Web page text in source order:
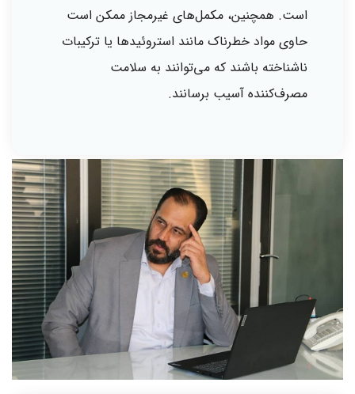
است. همچنین، مکمل‌های غیرمجاز ممکن است
حاوی مواد خطرناک مانند استروئیدها یا ترکیبات
ناشناخته باشند که می‌توانند به سلامت
مصرف‌کننده آسیب برسانند.